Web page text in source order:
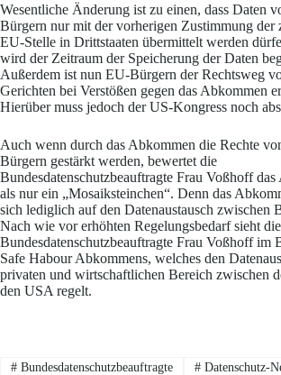
Wesentliche Änderung ist zu einen, dass Daten
Bürgern nur mit der vorherigen Zustimmung der
EU-Stelle in Drittstaaten übermittelt werden
wird der Zeitraum der Speicherung der Daten
Außerdem ist nun EU-Bürgern der Rechtsweg
Gerichten bei Verstößen gegen das Abkommen
Hierüber muss jedoch der US-Kongress noch
Auch wenn durch das Abkommen die Rechte
Bürgern gestärkt werden, bewertet die
Bundesdatenschutzbeauftragte Frau Voßhoff das
als nur ein „Mosaiksteinchen“. Denn das
sich lediglich auf den Datenaustausch zwischen
Nach wie vor erhöhten Regelungsbedarf sieht die
Bundesdatenschutzbeauftragte Frau Voßhoff im
Safe Habour Abkommens, welches den
privaten und wirtschaftlichen Bereich zwischen
den USA regelt.
#Bundesdatenschutzbeauftragte #Datenschutz-